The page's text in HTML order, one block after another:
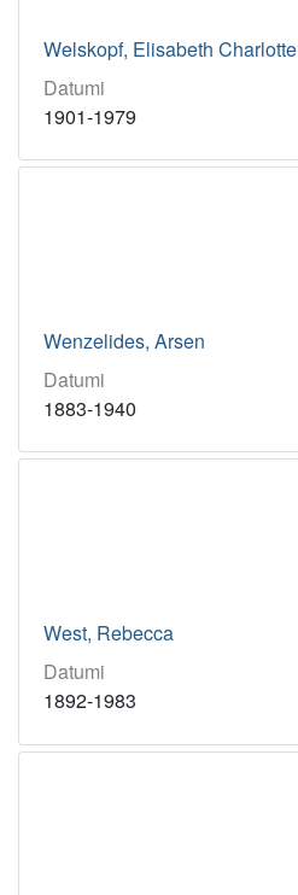
Welskopf, Elisabeth Charlotte
Datumi
1901-1979
Wenzelides, Arsen
Datumi
1883-1940
West, Rebecca
Datumi
1892-1983